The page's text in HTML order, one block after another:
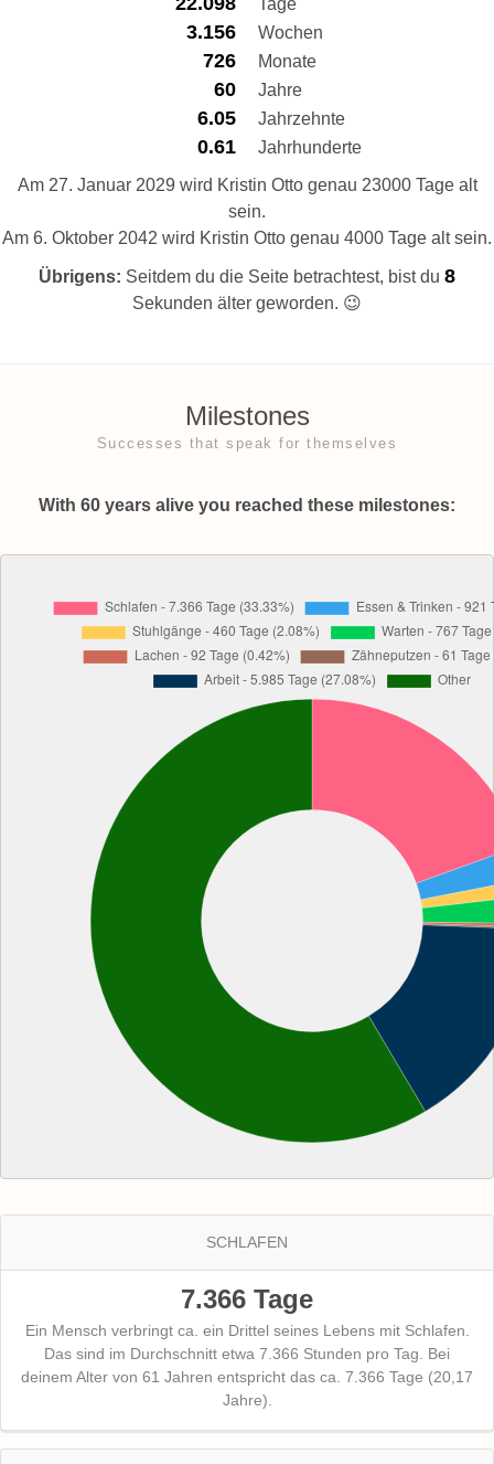
Tage
3.156 Wochen
726 Monate
60 Jahre
6.05 Jahrzehnte
0.61
Jahrhunderte
Am 27. Januar 2029 wird Kristin Otto genau 23000 Tage alt
sein.
Am 6. Oktober 2042 wird Kristin Otto genau 4000 Tage alt sein.
Übrigens: Seitdem du die Seite betrachtest, bist du 9
Sekunden älter geworden. 😉
Milestones
Successes that speak for themselves
With 60 years alive you reached these milestones:
SCHLAFEN
7.366 Tage
Ein Mensch verbringt ca. ein Drittel seines Lebens mit Schlafen.
Das sind im Durchschnitt etwa 7.366 Stunden pro Tag. Bei
deinem Alter von 61 Jahren entspricht das ca. 7.366 Tage (20,17
Jahre).